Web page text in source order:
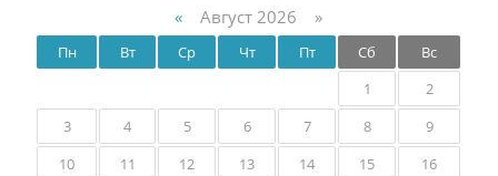
« Август 2026 »
Пн Вт Ср Чт Пт Сб
Вс
1
2
3
4 5 6 7 8
9
10
11 12 13 14 15
16